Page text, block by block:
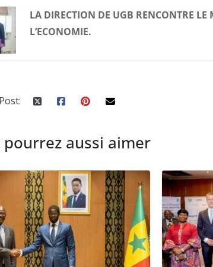
LA DIRECTION DE UGB RENCONTRE LE
L’ECONOMIE.
pourrez aussi aimer